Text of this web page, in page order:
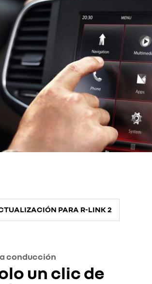
PARA R-LINK 2
conducción
un clic de